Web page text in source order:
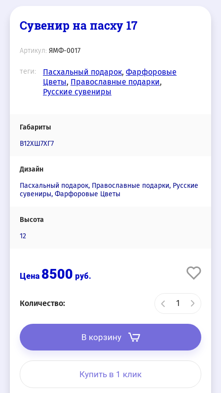
Сувенир на пасху 17
Артикул: ЯМФ-0017
теги: Пасхальный подарок, Фарфоровые
Цветы, Православные подарки,
Русские сувениры
Габариты
В12ХШ7ХГ7
Дизайн
Пасхальный подарок, Православные подарки, Русские
сувениры, Фарфоровые Цветы
Высота
12
8500 руб.
Количество:
В корзину
Купить в 1 клик